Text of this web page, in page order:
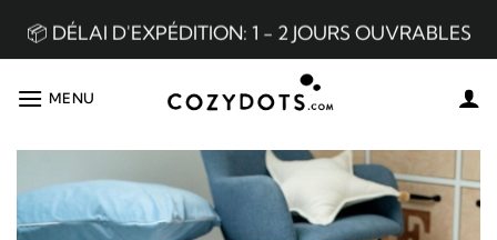
150 €.
📦 DÉLAI D'EXPÉDITION: 1 - 2 JOURS OUVRABLES
MENU